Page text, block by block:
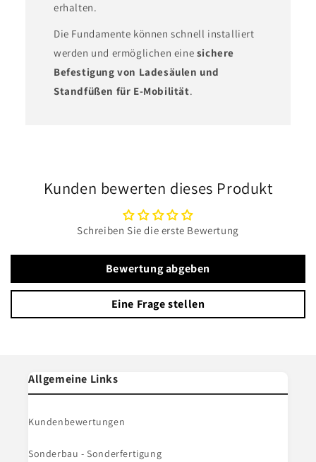
erhalten.
Die Fundamente können schnell installiert
werden und ermöglichen eine sichere
Befestigung von Ladesäulen und
Standfüßen für E-Mobilität.
Kunden bewerten dieses Produkt
Schreiben Sie die erste Bewertung
Bewertung abgeben
Eine Frage stellen
Allgemeine Links
Kundenbewertungen
Sonderbau - Sonderfertigung